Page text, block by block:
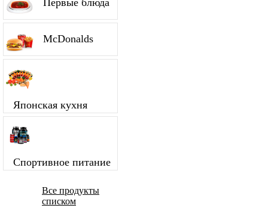
Первые блюда
McDonalds
Японская кухня
Спортивное питание
Все продукты
списком